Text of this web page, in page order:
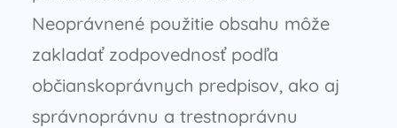
Neoprávnené použitie obsahu môže
zakladať zodpovednosť podľa
občianskoprávnych predpisov, ako aj
správnoprávnu a trestnoprávnu